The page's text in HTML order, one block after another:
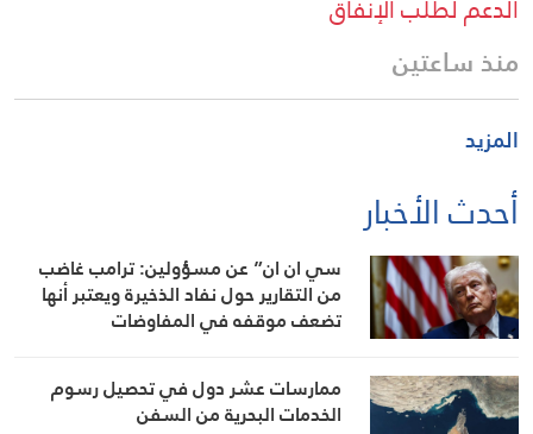
منذ ساعتين
المزيد
أحدث الأخبار
سي ان ان” عن مسؤولين: ترامب غاضب
من التقارير حول نفاد الذخيرة ويعتبر أنها
تضعف موقفه في المفاوضات
ممارسات عشر دول في تحصيل رسوم
الخدمات البحرية من السفن